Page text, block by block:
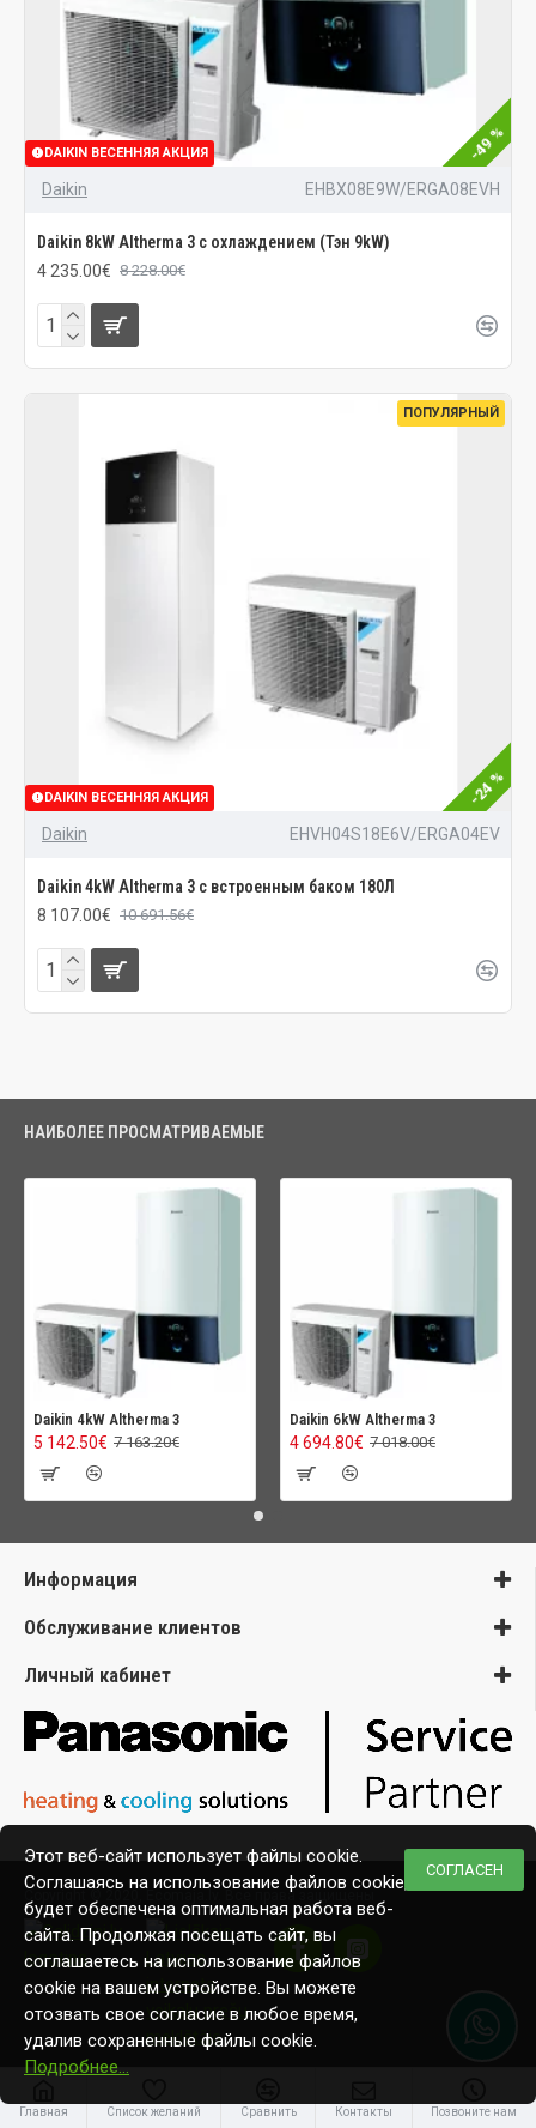
DAIKIN ВЕСЕННЯЯ АКЦИЯ -49 %
Daikin EHBX08E9W/ERGA08EVH
Daikin 8kW Altherma 3 с охлаждением (Тэн 9kW)
4 235.00€ 8 228.00€
ПОПУЛЯРНЫЙ
DAIKIN ВЕСЕННЯЯ АКЦИЯ -24 %
Daikin EHVH04S18E6V/ERGA04EV
Daikin 4kW Altherma 3 с встроенным баком 180Л
8 107.00€ 10 691.56€
НАИБОЛЕЕ ПРОСМАТРИВАЕМЫЕ
Daikin 4kW Altherma 3
5 142.50€ 7 163.20€
Daikin 6kW Altherma 3
4 694.80€ 7 018.00€
Информация
Обслуживание клиентов
Личный кабинет
Copyright © 2020, Ecomaja.lv. Все права защищены
Главная Список желаний Сравнить Контакты Позвоните нам
СОГЛАСЕН
Этот веб-сайт использует файлы cookie.
Соглашаясь на использование файлов cookie,
будет обеспечена оптимальная работа веб-
сайта. Продолжая посещать сайт, вы
соглашаетесь на использование файлов
cookie на вашем устройстве. Вы можете
отозвать свое согласие в любое время,
удалив сохраненные файлы cookie.
Подробнее…